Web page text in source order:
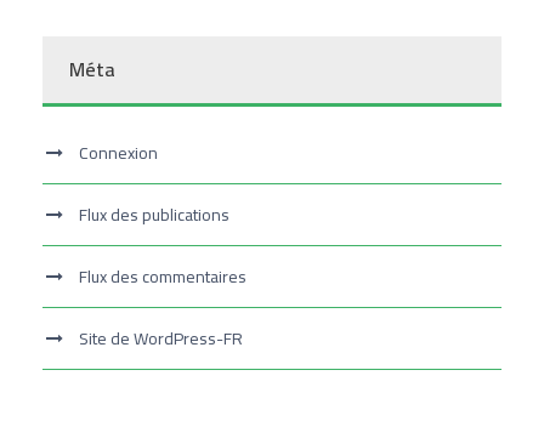
Méta
Connexion
Flux des publications
Flux des commentaires
Site de WordPress-FR